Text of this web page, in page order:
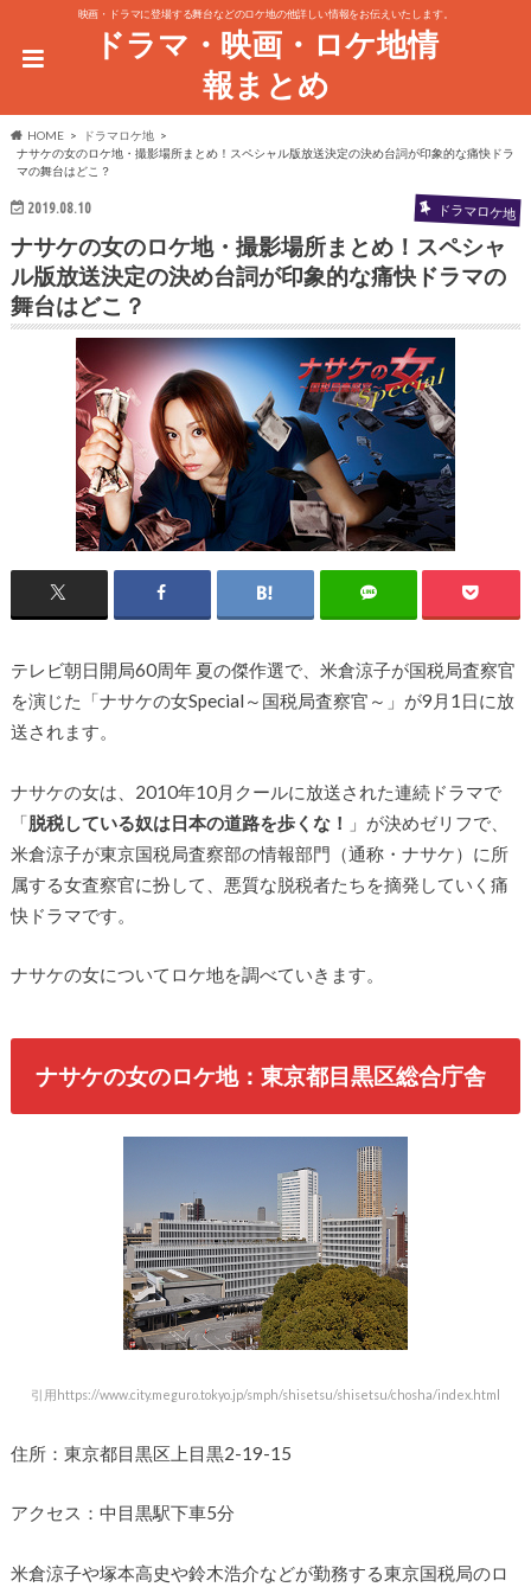
映画・ドラマに登場する舞台などのロケ地の他詳しい情報をお伝えいたします。
ドラマ・映画・ロケ地情
報まとめ
HOME
ドラマロケ地
ナサケの女のロケ地・撮影場所まとめ！スペシャル版放送決定の決め台詞が印象的な痛快ドラ
マの舞台はどこ？
2019.08.10 ドラマロケ地
ナサケの女のロケ地・撮影場所まとめ！スペシャ
ル版放送決定の決め台詞が印象的な痛快ドラマの
舞台はどこ？
テレビ朝日開局60周年 夏の傑作選で、米倉涼子が国税局査察官
を演じた「ナサケの女Special～国税局査察官～」が9月1日に放
送されます。
ナサケの女は、2010年10月クールに放送された連続ドラマで
「脱税している奴は日本の道路を歩くな！
」が決めゼリフで、
米倉涼子が東京国税局査察部の情報部門（通称・ナサケ）に所
属する女査察官に扮して、悪質な脱税者たちを摘発していく痛
快ドラマです。
ナサケの女についてロケ地を調べていきます。
ナサケの女のロケ地：東京都目黒区総合庁舎
引用https://www.city.meguro.tokyo.jp/smph/shisetsu/shisetsu/chosha/index.html
住所：東京都目黒区上目黒2-19-15
アクセス：中目黒駅下車5分
米倉涼子や塚本高史や鈴木浩介などが勤務する東京国税局のロ